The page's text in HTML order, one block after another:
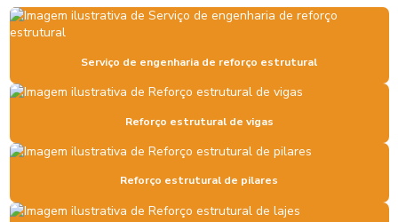
Serviço de engenharia de reforço estrutural
Reforço estrutural de vigas
Reforço estrutural de pilares